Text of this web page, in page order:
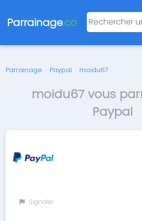
Parrainage.co
Parrainage › Paypal › moidu67
moidu67 vous
Paypal
Signaler